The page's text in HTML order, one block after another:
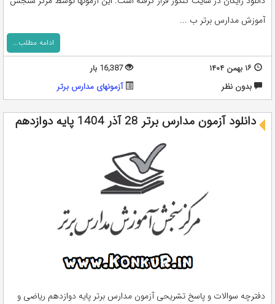
آموزش مدارس برتر ب ...
ادامه مطلب...
۱۶ بهمن ۱۴۰۴
16,387 بار
بدون نظر
آزمونهای مدارس برتر
دانلود آزمون مدارس برتر 28 آذر 1404 پایه دوازدهم
دفترچه سوالات و پاسخ تشریحی آزمون مدارس برتر پایه دوازدهم ریاضی و